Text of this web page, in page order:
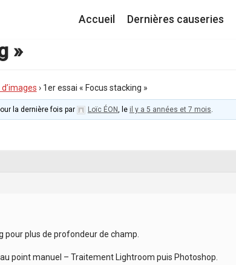
Accueil Dernières causeries
»
› 1er essai « Focus stacking »
la dernière fois par Loïc ÉON, le il y a 5 années et 7 mois.
plus de profondeur de champ.
point manuel – Traitement Lightroom puis Photoshop.